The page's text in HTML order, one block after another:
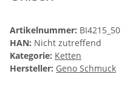
Artikelnummer: BI4215_50
HAN: Nicht zutreffend
Kategorie: Ketten
Hersteller: Geno Schmuck